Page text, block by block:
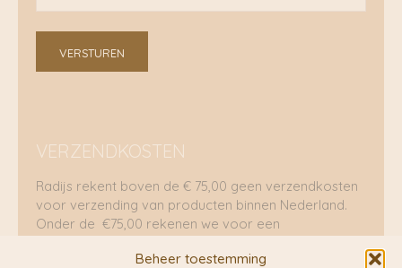
Beheer toestemming
VERSTUREN
VERZENDKOSTEN
Radijs rekent boven de € 75,00 geen verzendkosten
voor verzending van producten binnen Nederland.
Onder de €75,00 rekenen we voor een